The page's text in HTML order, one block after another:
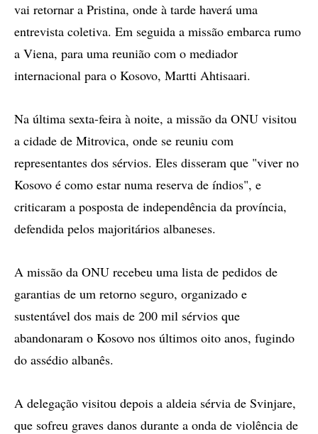
vai retornar a Pristina, onde à tarde haverá uma
entrevista coletiva. Em seguida a missão embarca rumo
a Viena, para uma reunião com o mediador
internacional para o Kosovo, Martti Ahtisaari.
Na última sexta-feira à noite, a missão da ONU visitou
a cidade de Mitrovica, onde se reuniu com
representantes dos sérvios. Eles disseram que "viver no
Kosovo é como estar numa reserva de índios", e
criticaram a posposta de independência da província,
defendida pelos majoritários albaneses.
A missão da ONU recebeu uma lista de pedidos de
garantias de um retorno seguro, organizado e
sustentável dos mais de 200 mil sérvios que
abandonaram o Kosovo nos últimos oito anos, fugindo
do assédio albanês.
A delegação visitou depois a aldeia sérvia de Svinjare,
que sofreu graves danos durante a onda de violência de